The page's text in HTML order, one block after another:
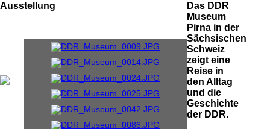
Ausstellung
Das DDR
Museum
Pirna in der
Sächsischen
Schweiz
zeigt eine
Reise in
den Alltag
und die
Geschichte
der DDR.